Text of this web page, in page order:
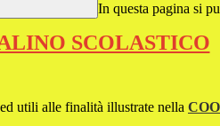
In questa pagina si
SCOLASTICO
utili alle finalità illustrate nella